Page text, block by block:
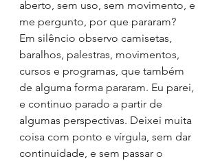
aberto, sem uso, sem movimento, e
me pergunto, por que pararam?
Em silêncio observo camisetas,
baralhos, palestras, movimentos,
cursos e programas, que também
de alguma forma pararam. Eu parei,
e continuo parado a partir de
algumas perspectivas. Deixei muita
coisa com ponto e vírgula, sem dar
continuidade, e sem passar o